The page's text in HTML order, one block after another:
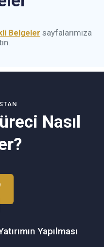
Belgeler sayfalarımıza
Nasıl
Yapılması